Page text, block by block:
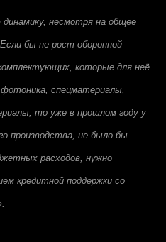
несмотря на общее
бы не рост оборонной
которые для неё
спецматериалы,
то уже в прошлом году у
производства, не было бы
расходов, нужно
кредитной поддержки со